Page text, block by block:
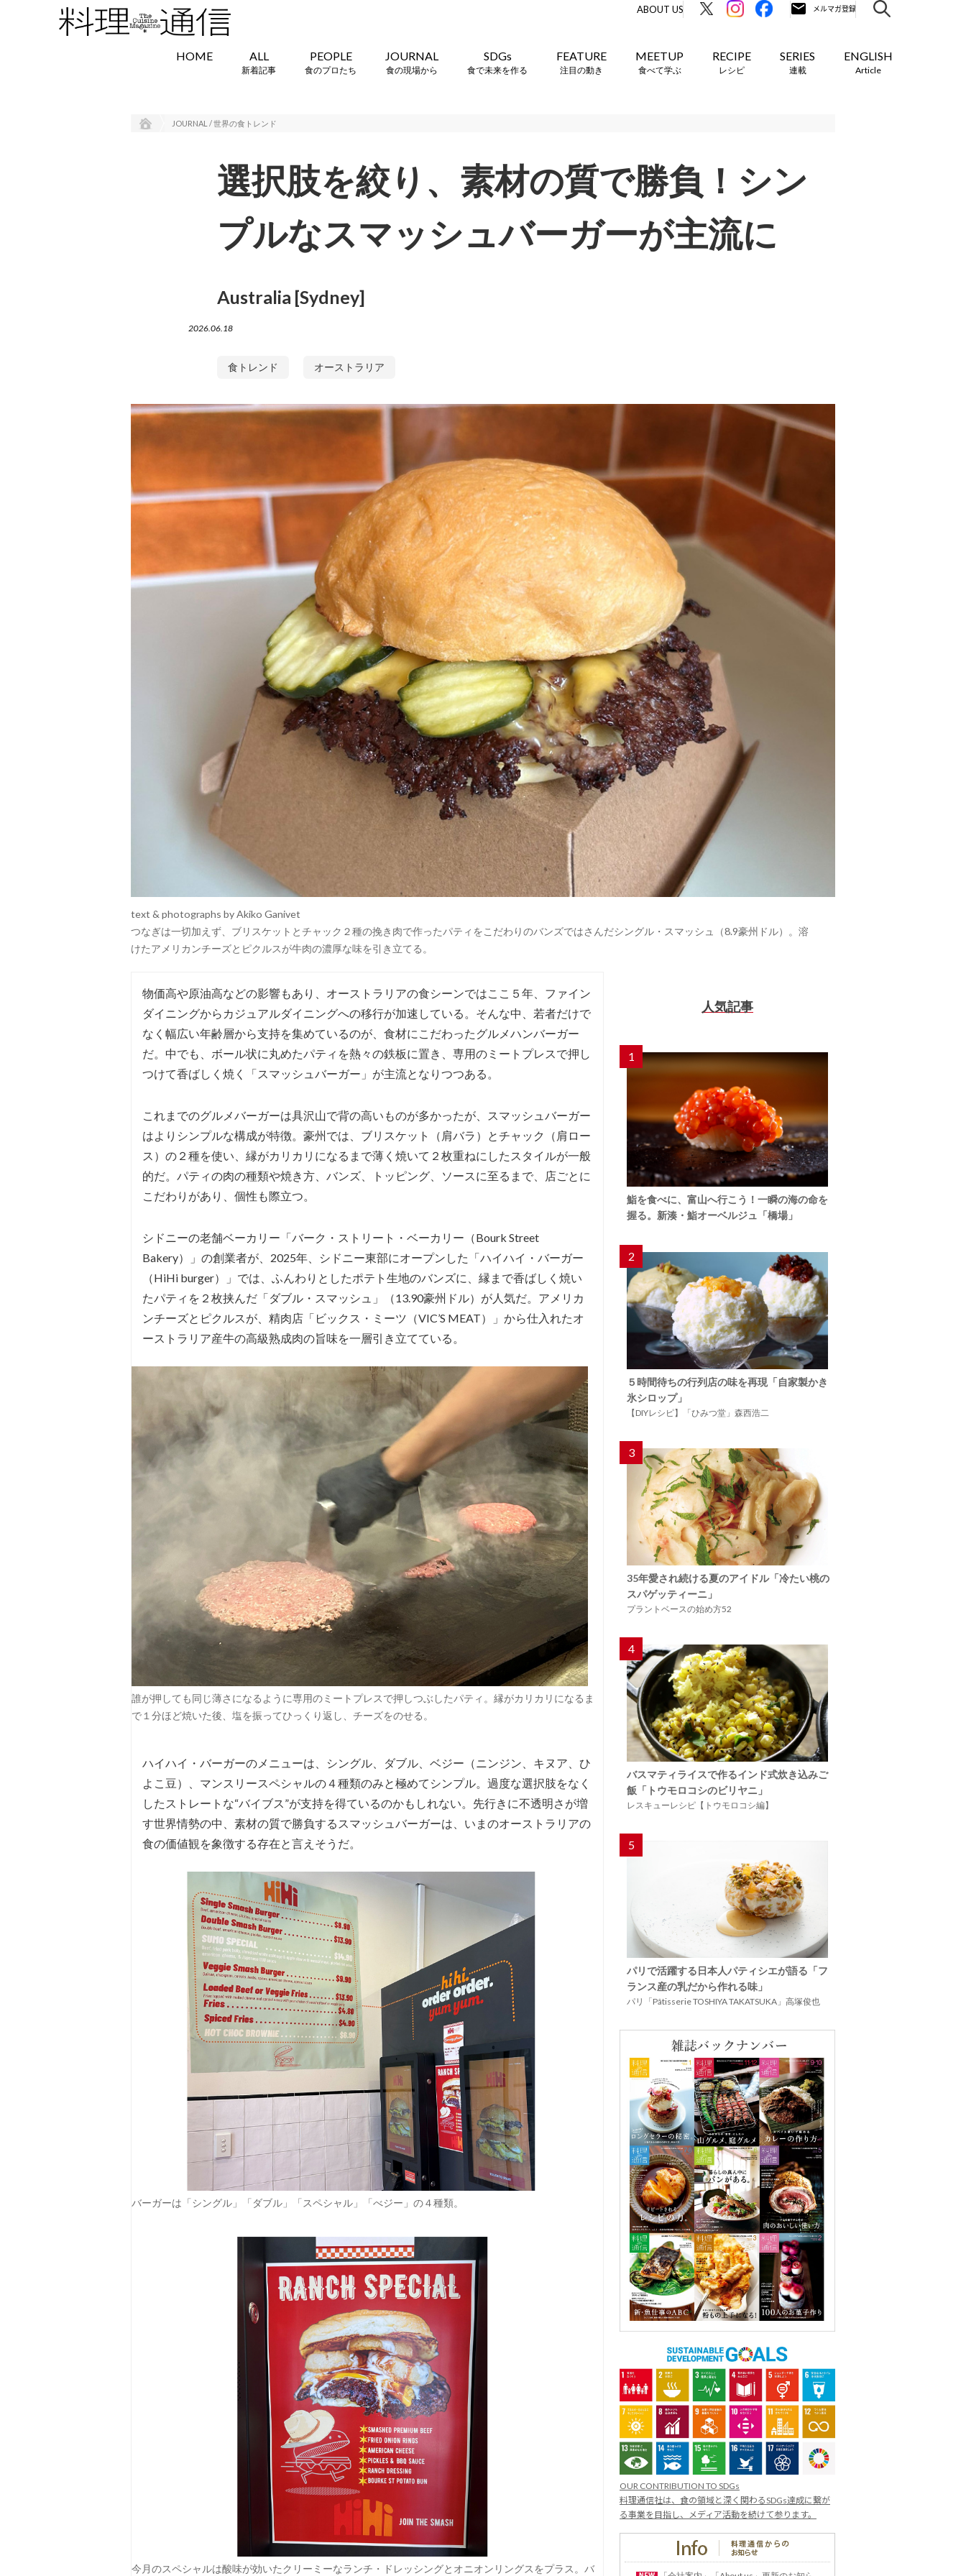
ABOUT US
HOME ALL
新着記事
PEOPLE
食のプロたち
JOURNAL
食の現場から
SDGs
食で未来を作る
FEATURE
注目の動き
MEETUP
食べて学ぶ
RECIPE
レシピ
SERIES
連載
ENGLISH
Article
JOURNAL / 世界の食トレンド
選択肢を絞り、素材の質で勝負！シン
プルなスマッシュバーガーが主流に
Australia [Sydney]
2026.06.18
食トレンド オーストラリア
text & photographs by Akiko Ganivet
つなぎは一切加えず、ブリスケットとチャック２種の挽き肉で作ったパティをこだわりのバンズではさんだシングル・スマッシュ（8.9豪州ドル）。溶
けたアメリカンチーズとピクルスが牛肉の濃厚な味を引き立てる。
物価高や原油高などの影響もあり、オーストラリアの食シーンではここ５年、ファイン
ダイニングからカジュアルダイニングへの移行が加速している。そんな中、若者だけで
なく幅広い年齢層から支持を集めているのが、食材にこだわったグルメハンバーガー
だ。中でも、ボール状に丸めたパティを熱々の鉄板に置き、専用のミートプレスで押し
つけて香ばしく焼く「スマッシュバーガー」が主流となりつつある。
これまでのグルメバーガーは具沢山で背の高いものが多かったが、スマッシュバーガー
はよりシンプルな構成が特徴。豪州では、ブリスケット（肩バラ）とチャック（肩ロー
ス）の２種を使い、縁がカリカリになるまで薄く焼いて２枚重ねにしたスタイルが一般
的だ。パティの肉の種類や焼き方、バンズ、トッピング、ソースに至るまで、店ごとに
こだわりがあり、個性も際立つ。
シドニーの老舗ベーカリー「バーク・ストリート・ベーカリー（Bourk Street
Bakery）」の創業者が、2025年、シドニー東部にオープンした「ハイハイ・バーガー
（HiHi burger）」では、ふんわりとしたポテト生地のバンズに、縁まで香ばしく焼い
たパティを２枚挟んだ「ダブル・スマッシュ」（13.90豪州ドル）が人気だ。アメリカ
ンチーズとピクルスが、精肉店「ビックス・ミーツ（VIC’S MEAT）」から仕入れたオ
ーストラリア産牛の高級熟成肉の旨味を一層引き立てている。
誰が押しても同じ薄さになるように専用のミートプレスで押しつぶしたパティ。縁がカリカリになるま
で１分ほど焼いた後、塩を振ってひっくり返し、チーズをのせる。
ハイハイ・バーガーのメニューは、シングル、ダブル、ベジー（ニンジン、キヌア、ひ
よこ豆）、マンスリースペシャルの４種類のみと極めてシンプル。過度な選択肢をなく
したストレートな“バイブス”が支持を得ているのかもしれない。先行きに不透明さが増
す世界情勢の中、素材の質で勝負するスマッシュバーガーは、いまのオーストラリアの
食の価値観を象徴する存在と言えそうだ。
バーガーは「シングル」「ダブル」「スペシャル」「べジー」の４種類。
今月のスペシャルは酸味が効いたクリーミーなランチ・ドレッシングとオニオンリングスをプラス。バ
人気記事
1
鮨を食べに、富山へ行こう！一瞬の海の命を
握る。新湊・鮨オーベルジュ「橋場」
2
５時間待ちの行列店の味を再現「自家製かき
氷シロップ」
【DIYレシピ】「ひみつ堂」森西浩二
3
35年愛され続ける夏のアイドル「冷たい桃の
スパゲッティーニ」
プラントベースの始め方52
4
バスマティライスで作るインド式炊き込みご
飯「トウモロコシのビリヤニ」
レスキューレシピ【トウモロコシ編】
5
パリで活躍する日本人パティシエが語る「フ
ランス産の乳だから作れる味」
パリ「Pâtisserie TOSHIYA TAKATSUKA」高塚俊也
OUR CONTRIBUTION TO SDGs
料理通信社は、食の領域と深く関わるSDGs達成に繋が
る事業を目指し、メディア活動を続けて参ります。